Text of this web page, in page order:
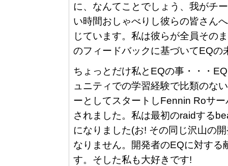
に、なんてことでしょう、我がチ
い時間おしゃべりし彼らの皆さん
じています。私は彼らが全員その
のフィードバックに基づいてEQの
ちょっとだけ私とEQの事・・・
ュニティでの学習経験で比類のな
ーとしてスタートしFennin Roサ
されました。私は最初のraidする
になりました(お! その同じ沢山の
なりません。開発者のEQに対す
す。そした私も大好きです!